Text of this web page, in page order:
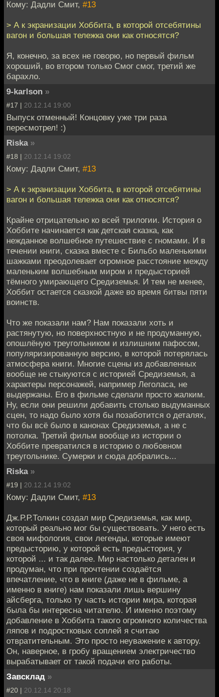
Кому: Дадли Смит, #13
> А к экранизации Хоббита, в которой отсебятины
вагон и большая тележка они как относятся?
Я, конечно, за всех не говорю, но первый фильм
хороший, во втором только Смог смог, третий же
барахло.
9-karlson »
#17 | 20.12.14 19:00
Выпуск отменный! Концовку уже три раза
пересмотрел! :)
Riska »
#18 | 20.12.14 19:02
Кому: Дадли Смит, #13
> А к экранизации Хоббита, в которой отсебятины
вагон и большая тележка они как относятся?
Крайне отрицательно ко всей трилогии. История о
Хоббите начинается как детская сказка, как
нежданное волшебное путешествие с гномами. И в
течении книги, сказка вместе с Бильбо маленькими
шажками преодолевает огромное расстояние между
маленьким волшебным миром и предысторией
тёмного умирающего Средиземья. И тем не менее,
Хоббит остается сказкой даже во время битвы пяти
воинств.
Что же показали нам? Нам показали хоть и
растянутую, но поверхностную и не продуманную,
опошлёную треугольником и излишним пафосом,
популяризированную версию, в которой потерялась
атмосфера книги. Многие сцены из добавленных
вообще не стыкуются с историей Средиземья, а
характеры персонажей, например Леголаса, не
выдержаны. Его в фильме сделали просто жалким.
Ну, если они решили добавить столько выдуманных
сцен, то надо было хотя бы позаботится о деталях,
что бы всё было в канонах Средиземья, а не с
потолка. Третий фильм вообще из истории о
Хоббите превратился в историю о любовном
треугольнике. Сумерки и сюда добрались...
Riska »
#19 | 20.12.14 19:02
Кому: Дадли Смит, #13
Дж.Р.Р.Толкин создал мир Средиземья, как мир,
который реально мог бы существовать. У него есть
своя мифология, свои легенды, которые имеют
предысторию, у которой есть предыстория, у
которой ... и так далее. Мир настолько детален и
продуман, что при прочтении создаётся
впечатление, что в книге (даже не в фильме, а
именно в книге) нам показали лишь вершину
айсберга, только ту часть истории мира, которая
была бы интересна читателю. И именно поэтому
добавление в Хоббита такого огромного количества
ляпов и подростковых соплей я считаю
отвратительным. Это просто неуважение к автору.
Он, наверное, в гробу вращением электричество
вырабатывает от такой подачи его работы.
Завсклад »
#20 | 20.12.14 20:18